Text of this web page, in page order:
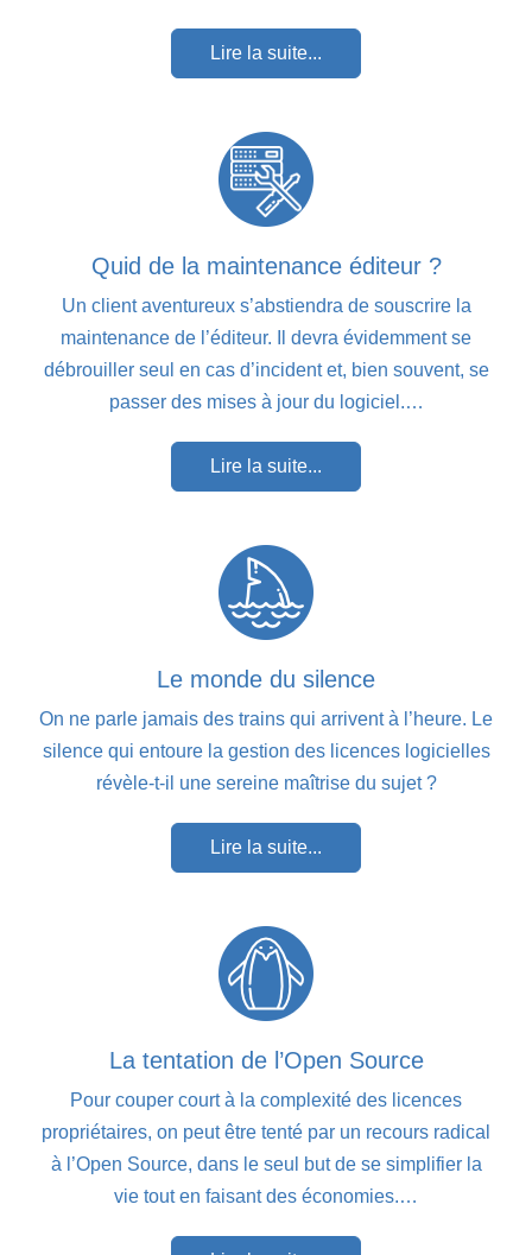
Lire la suite...
Quid de la maintenance éditeur ?
Un client aventureux s’abstiendra de souscrire la
maintenance de l’éditeur. Il devra évidemment se
débrouiller seul en cas d’incident et, bien souvent, se
passer des mises à jour du logiciel.…
Lire la suite...
Le monde du silence
On ne parle jamais des trains qui arrivent à l’heure. Le
silence qui entoure la gestion des licences logicielles
révèle-t-il une sereine maîtrise du sujet ?
Lire la suite...
La tentation de l’Open Source
Pour couper court à la complexité des licences
propriétaires, on peut être tenté par un recours radical
à l’Open Source, dans le seul but de se simplifier la
vie tout en faisant des économies.…